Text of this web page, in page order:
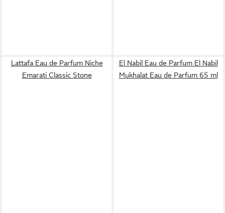
Lattafa Eau de Parfum Niche
Emarati Classic Stone
El Nabil Eau de Parfum El Nabil
Mukhalat Eau de Parfum 65 ml